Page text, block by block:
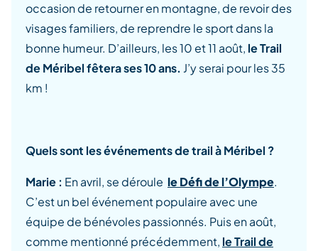
occasion de retourner en montagne, de revoir des
visages familiers, de reprendre le sport dans la
bonne humeur. D’ailleurs, les 10 et 11 août, le Trail
de Méribel fêtera ses 10 ans. J’y serai pour les 35
km !
Quels sont les événements de trail à Méribel ?
Marie : En avril, se déroule le Défi de l’Olympe.
C’est un bel événement populaire avec une
équipe de bénévoles passionnés. Puis en août,
comme mentionné précédemment, le Trail de